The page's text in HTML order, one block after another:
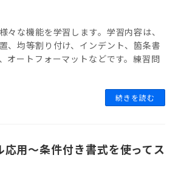
々な機能を学習します。学習内容は、
、均等割り付け、インデント、箇条書
オートフォーマットなどです。練習問
続きを読む
用～条件付き書式を使ってス